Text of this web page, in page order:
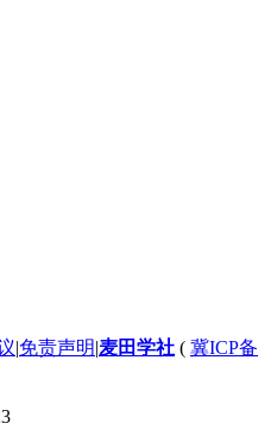
|免责声明|麦田学社 ( 冀ICP备